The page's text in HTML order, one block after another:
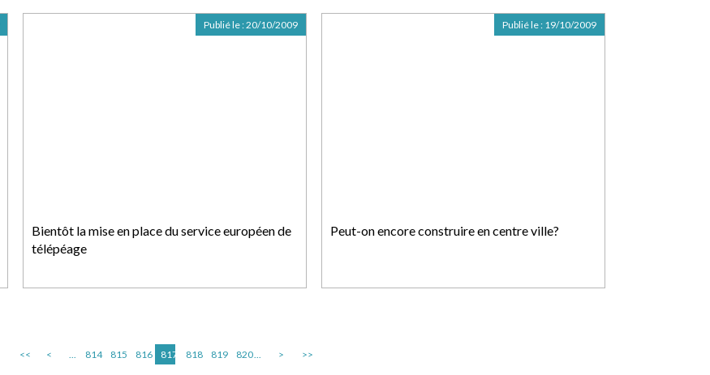
Bientôt la mise en place du service européen de
télépéage
Publié le :20/10/2009
Peut-on encore construire en centre ville?
Publié le : 19/10/2009
<< < ... 814 815 816 817 818 819 820... > >>